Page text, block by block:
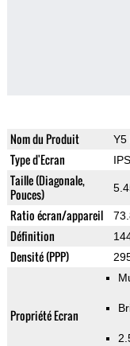
Nom du Produit Y5
Type d'Ecran
Taille (Diagonale,
Pouces)
Ratio écran/appareil
Définition
Densité (PPP)
Propriété Ecran